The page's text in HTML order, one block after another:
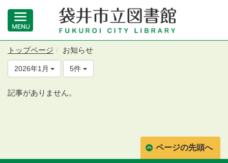
トップページ お知らせ
2026年1月 5件
記事がありません。
ページの先頭へ